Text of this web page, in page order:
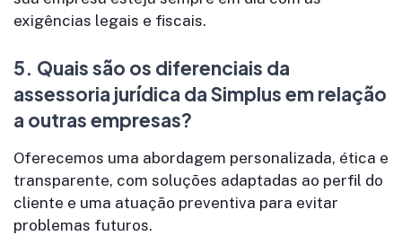
exigências legais e fiscais.
5. Quais são os diferenciais da
assessoria jurídica da Simplus em relação
a outras empresas?
Oferecemos uma abordagem personalizada, ética e
transparente, com soluções adaptadas ao perfil do
cliente e uma atuação preventiva para evitar
problemas futuros.